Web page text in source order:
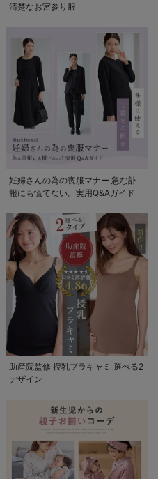
清楚なお宮参り服
妊婦さんの為の喪服マナー 急な訃
報にも慌てない。実用Q&Aガイド
助産院監修 授乳ブラキャミ 選べる2
デザイン